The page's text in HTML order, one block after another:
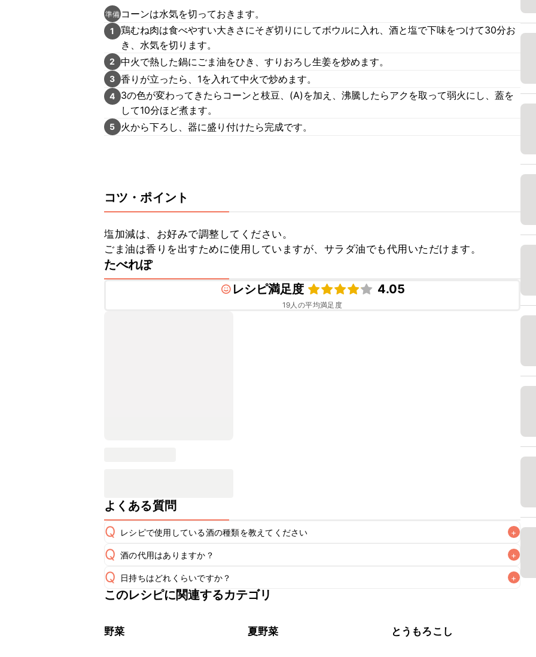
準備 コーンは水気を切っておきます。
1
鶏むね肉は食べやすい大きさにそぎ切りにしてボウルに入れ、酒と塩で下味をつけて30分お
き、水気を切ります。
2 中火で熱した鍋にごま油をひき、すりおろし生姜を炒めます。
3 香りが立ったら、1を入れて中火で炒めます。
4
3の色が変わってきたらコーンと枝豆、(A)を加え、沸騰したらアクを取って弱火にし、蓋を
して10分ほど煮ます。
5 火から下ろし、器に盛り付けたら完成です。
コツ・ポイント
塩加減は、お好みで調整してください。
ごま油は香りを出すために使用していますが、サラダ油でも代用いただけます。
たべれぽ
レシピ満足度
4.05
19人の平均満足度
よくある質問
Q レシピで使用している酒の種類を教えてください +
A
Q 酒の代用はありますか？ +
A
Q 日持ちはどれくらいですか？ +
保存期間は冷蔵で翌日中が目安です。なるべくお早めにお召し上がりください。
※日持ちは目安です。
このレシピに関連するカテゴリ
野菜 夏野菜 とうもろこし